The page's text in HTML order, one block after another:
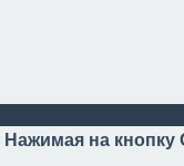
Нажимая на